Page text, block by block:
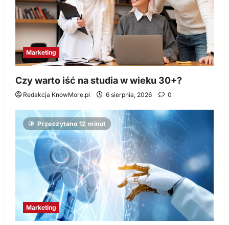
Marketing
Czy warto iść na studia w wieku 30+?
Redakcja KnowMore.pl 6 sierpnia, 2026 0
Przeczytano 12 minut
Marketing